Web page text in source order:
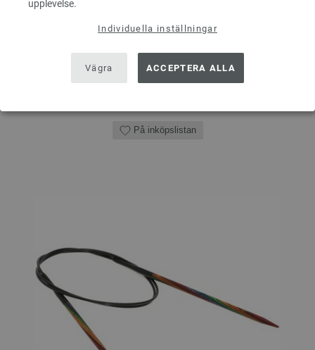
upplevelse.
Individuella inställningar
Vägra ACCEPTERA ALLA
ANTAL
I VARUKORGEN
På inköpslistan